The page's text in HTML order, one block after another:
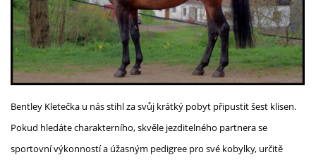
Bentley Kletečka u nás stihl za svůj krátký pobyt připustit šest klisen.
Pokud hledáte charakterního, skvěle jezditelného partnera se
sportovní výkonností a úžasným pedigree pro své kobylky, určitě